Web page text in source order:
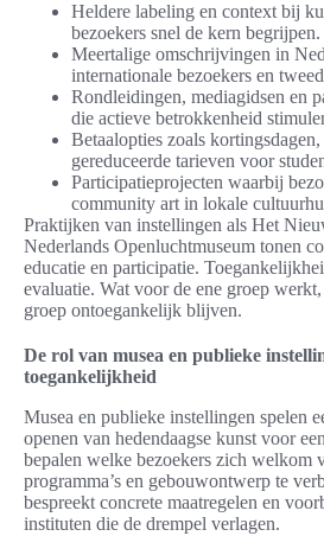
Heldere labeling en context bij
bezoekers snel de kern begrijpen.
Meertalige omschrijvingen in
internationale bezoekers en
Rondleidingen, mediagidsen en
die actieve betrokkenheid
Betaalopties zoals
gereduceerde tarieven voor
Participatieprojecten waarbij
community art in lokale
Praktijken van instellingen als Het
Nederlands Openluchtmuseum tonen
educatie en participatie.
evaluatie. Wat voor de ene groep
groep ontoegankelijk blijven.
De rol van musea en publieke
toegankelijkheid
Musea en publieke instellingen spelen
openen van hedendaagse kunst voor
bepalen welke bezoekers zich welkom
programma’s en gebouwontwerp te
bespreekt concrete maatregelen en
instituten die de drempel verlagen.